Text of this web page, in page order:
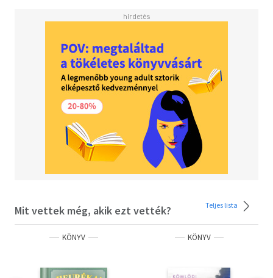
Mit vettek még, akik ezt vették? Teljes lista
KÖNYV KÖNYV